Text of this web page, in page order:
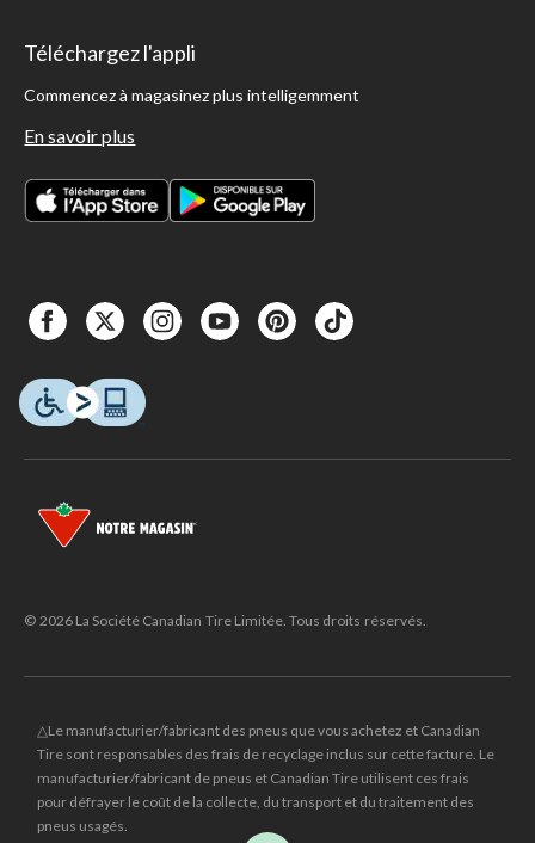
Téléchargez l'appli
Commencez à magasinez plus intelligemment
En savoir plus
© 2026 La Société Canadian Tire Limitée. Tous droits réservés.
△Le manufacturier/fabricant des pneus que vous achetez et Canadian
Tire sont responsables des frais de recyclage inclus sur cette facture. Le
manufacturier/fabricant de pneus et Canadian Tire utilisent ces frais
pour défrayer le coût de la collecte, du transport et du traitement des
pneus usagés.